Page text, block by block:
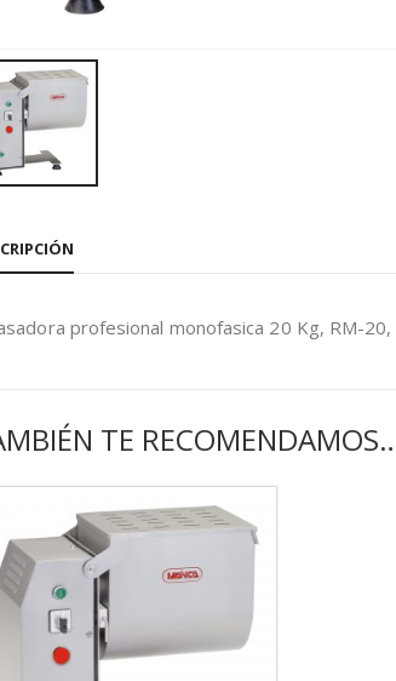
profesional monofasica 20 Kg, RM-
TE